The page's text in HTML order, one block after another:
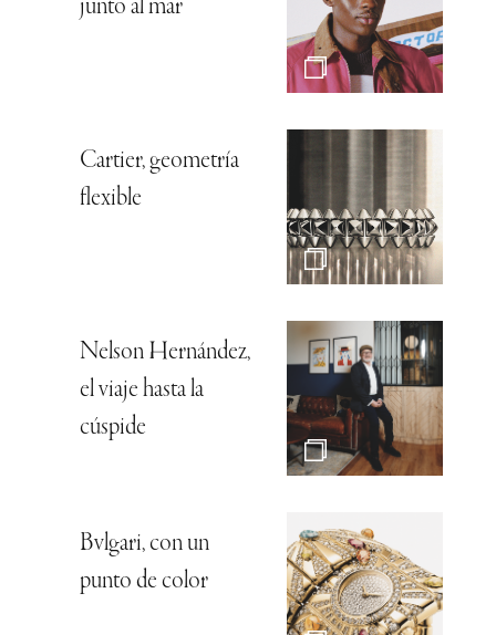
junto al mar
Cartier, geometría
flexible
Nelson Hernández,
el viaje hasta la
cúspide
Bvlgari, con un
punto de color